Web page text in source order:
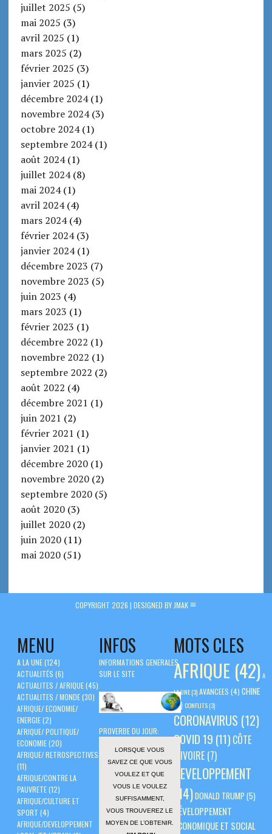
juillet 2025 (5)
mai 2025 (3)
avril 2025 (1)
mars 2025 (2)
février 2025 (3)
janvier 2025 (1)
décembre 2024(1)
novembre 2024(3)
octobre 2024(1)
septembre 2024(1)
août 2024(1)
juillet 2024(8)
mai 2024(1)
avril 2024(4)
mars 2024(4)
février 2024(3)
janvier 2024(1)
décembre 2023 (7)
novembre 2023 (5)
juin 2023 (4)
mars 2023 (1)
février 2023 (1)
décembre 2022 (1)
novembre 2022 (1)
septembre 2022 (2)
août 2022 (4)
décembre 2021 (1)
juin 2021 (2)
février 2021 (1)
janvier 2021 (1)
décembre 2020(1)
novembre 2020(2)
septembre 2020(5)
août 2020(3)
juillet 2020(2)
juin 2020(11)
mai 2020(51)
COPYRIGHT 2026 | DESIGNED BY JMAK
MENU
A LA UNE(124)
ACTUALITÉS (6)
ACTUALITES / AFRIQUE(45)
ACTUALITES / MONDE(30)
AFRIQUE/ ECONOMIE/
ENERGIE(2)
AFRIQUE/ POLITIQUE/
ECONOMIE(20)
AFRIQUE/ RETROSPECTIVES
(11)
AFRIQUE/CONTRE LA
PAUVRETE(12)
AFRIQUE/CULTURE ET
SPORT (4)
AFRIQUE/DEVELOPPEMENT
MOTS CLES
AFRIQUE (42) A
LA UNE(3)AVANCEES (4) CHINE
(5)CONFLITS(3)
CORONAVIRUS (12)
COVID 19 (11) CÔTE
D'IVOIRE (7)
DEVELOPPEMENT
(14)DONALD TRUMP(5)
DÉVELOPPEMENT
ÉCONOMIQUE ET SOCIAL
INFOS
INFORMATIONS GENERALES
SUR LE SITE
PROVERBE DU JOUR:
LORSQUE VOUS
SAVEZ CE QUE VOUS
VOULEZ ET QUE
VOUS LE VOULEZ
SUFFISAMMENT,
VOUS TROUVEREZ LE
MOYEN DE L’OBTENIR.